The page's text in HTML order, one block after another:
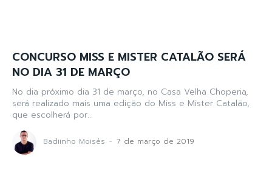
CONCURSO MISS E MISTER CATALÃO SERÁ
NO DIA 31 DE MARÇO
No dia próximo dia 31 de março, no Casa Velha Choperia,
será realizado mais uma edição do Miss e Mister Catalão,
que escolherá por...
Badiinho Moisés - 7 de março de 2019